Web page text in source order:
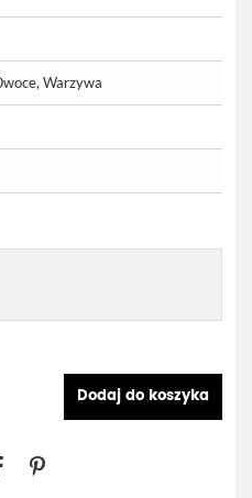
Warzywa
Dodaj do koszyka